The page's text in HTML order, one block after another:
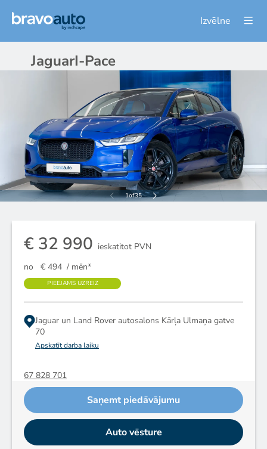
Izvēlne
JaguarI-Pace
1of35
€ 32 990 ieskatitot PVN
no
€ 494 / mēn*
PIEEJAMS UZREIZ
Jaguar un Land Rover autosalons Kārļa Ulmaņa gatve
70
Apskatīt darba laiku
67 828 701
Saņemt piedāvājumu
Auto vēsture